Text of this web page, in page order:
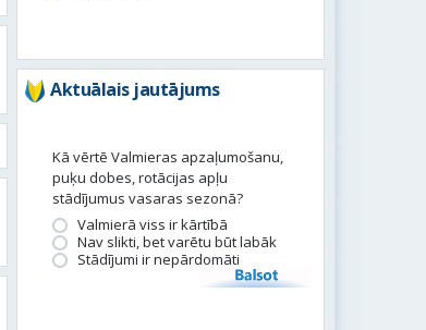
Aktuālais jautājums
Kā vērtē Valmieras apzaļumošanu,
puķu dobes, rotācijas apļu
stādījumus vasaras sezonā?
Valmierā viss ir kārtībā
Nav slikti, bet varētu būt labāk
Stādījumi ir nepārdomāti
Balsot